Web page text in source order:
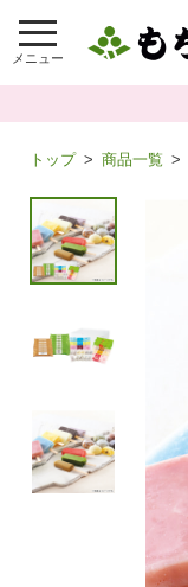
メニュー
トップ 商品一覧